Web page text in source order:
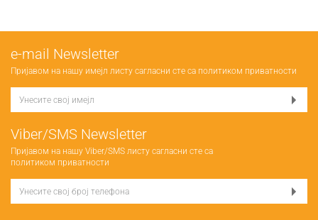
е-mail Newsletter
Пријавом на нашу имејл листу сагласни сте са политиком приватности
Viber/SMS Newsletter
Пријавом на нашу Viber/SMS листу сагласни сте са
политиком приватности